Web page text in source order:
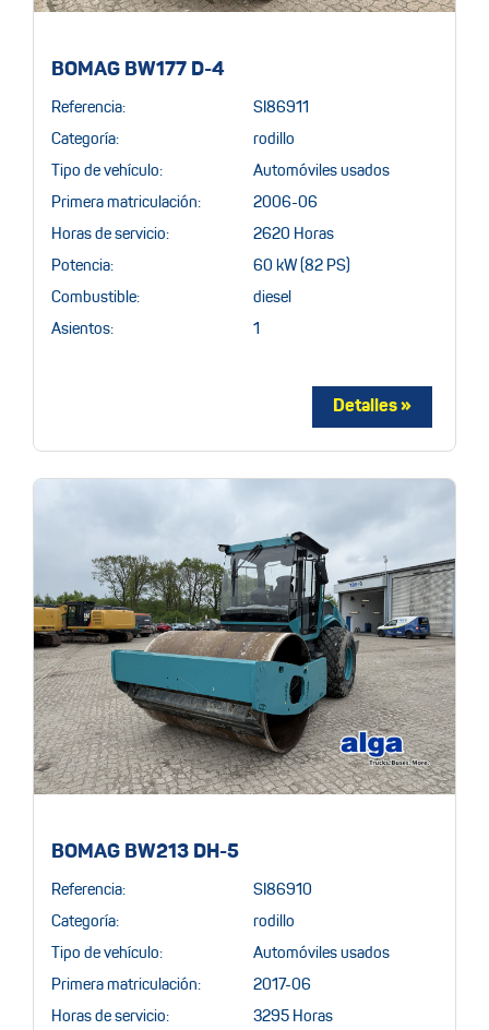
BOMAG BW177 D-4
Referencia: SI86911
Categoría: rodillo
Tipo de vehículo: Automóviles usados
Primera matriculación: 2006-06
Horas de servicio: 2620 Horas
Potencia: 60 kW (82 PS)
Combustible: diesel
Asientos: 1
BOMAG BW213 DH-5
Referencia: SI86910
Categoría: rodillo
Tipo de vehículo: Automóviles usados
Primera matriculación: 2017-06
Horas de servicio: 3295 Horas